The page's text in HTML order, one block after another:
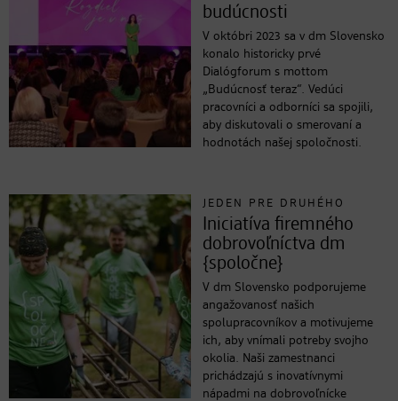
budúcnosti
V októbri 2023 sa v dm Slovensko
konalo historicky prvé
Dialógforum s mottom
„Budúcnosť teraz“. Vedúci
pracovníci a odborníci sa spojili,
aby diskutovali o smerovaní a
hodnotách našej spoločnosti.
JEDEN PRE DRUHÉHO
Iniciatíva firemného
dobrovoľníctva dm
{spoločne}
V dm Slovensko podporujeme
angažovanosť našich
spolupracovníkov a motivujeme
ich, aby vnímali potreby svojho
okolia. Naši zamestnanci
prichádzajú s inovatívnymi
nápadmi na dobrovoľnícke